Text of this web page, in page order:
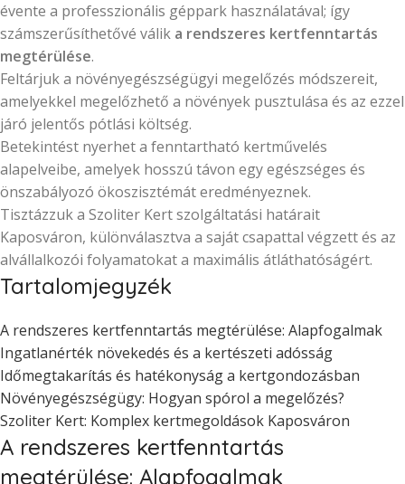
évente a professzionális géppark használatával; így
számszerűsíthetővé válik a rendszeres kertfenntartás
megtérülése.
Feltárjuk a növényegészségügyi megelőzés módszereit,
amelyekkel megelőzhető a növények pusztulása és az ezzel
járó jelentős pótlási költség.
Betekintést nyerhet a fenntartható kertművelés
alapelveibe, amelyek hosszú távon egy egészséges és
önszabályozó ökoszisztémát eredményeznek.
Tisztázzuk a Szoliter Kert szolgáltatási határait
Kaposváron, különválasztva a saját csapattal végzett és az
alvállalkozói folyamatokat a maximális átláthatóságért.
Tartalomjegyzék
A rendszeres kertfenntartás megtérülése: Alapfogalmak
Ingatlanérték növekedés és a kertészeti adósság
Időmegtakarítás és hatékonyság a kertgondozásban
Növényegészségügy: Hogyan spórol a megelőzés?
Szoliter Kert: Komplex kertmegoldások Kaposváron
A rendszeres kertfenntartás
megtérülése: Alapfogalmak